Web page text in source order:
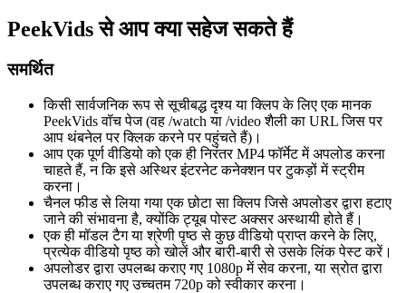
PeekVids से आप क्या सहेज सकते हैं
समर्थित
किसी सार्वजनिक रूप से सूचीबद्ध दृश्य या क्लिप के लिए एक मानक
PeekVids वॉच पेज (वह /watch या /video शैली का URL जिस पर
आप थंबनेल पर क्लिक करने पर पहुंचते हैं)।
आप एक पूर्ण वीडियो को एक ही निरंतर MP4 फॉर्मेट में अपलोड करना
चाहते हैं, न कि इसे अस्थिर इंटरनेट कनेक्शन पर टुकड़ों में स्ट्रीम
करना।
चैनल फीड से लिया गया एक छोटा सा क्लिप जिसे अपलोडर द्वारा हटाए
जाने की संभावना है, क्योंकि ट्यूब पोस्ट अक्सर अस्थायी होते हैं।
एक ही मॉडल टैग या श्रेणी पृष्ठ से कुछ वीडियो प्राप्त करने के लिए,
प्रत्येक वीडियो पृष्ठ को खोलें और बारी-बारी से उसके लिंक पेस्ट करें।
अपलोडर द्वारा उपलब्ध कराए गए 1080p में सेव करना, या स्रोत द्वारा
उपलब्ध कराए गए उच्चतम 720p को स्वीकार करना।